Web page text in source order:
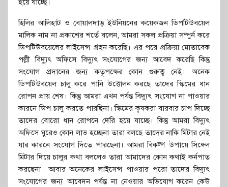
হয়ে যাচ্ছে।
হিলির আলিহাট ও বোয়ালদাড় ইউনিয়নের কয়েকজন ডিপটিউবয়েল
মালিক নাম না প্রকাশের শর্তে বলেন, আমরা সকল প্রক্রিয়া সম্পুর্ন করে
ডিপটিউবয়েলের লাইসেন্স গ্রহন করেছি। এর পরে প্রক্রিয়া মোতাবেক
পল্লী বিদ্যুৎ অফিসে বিদ্যুৎ সংযোগের জন্য আবেদ করেছি কিন্তু
সংযোগ প্রদানের জন্য কতৃপক্ষের কোন গুরুত্ব নেই। অনেক
ডিপটিউবয়েল চালু করে পানি উত্তোলন করছে তাদের স্কিমের ধান
রোপন প্রায় শেষ। কিন্তু আমরা এখন পর্যন্ত বিদ্যুৎ সংযোগ না পাওয়ার
কারনে ডিপ চালু করতে পারছিনা। স্কিমের কৃষকরা বারবার চাপ দিচ্ছে
তাদের বোরো ধান রোপনে দেরি হয়ে যাচ্ছে। কিন্তু আমরা বিদ্যুৎ
অফিসে ঘুরেও কোন লাভ হচ্ছেনা তারা বলছে তাদের নাকি মিটার নেই
যার কারনে সংযোগ দিতে পারছেনা। আমরা বিকল্প উপায়ে সিঙ্গেল
মিটার দিয়ে চালুর কথা বললেও তারা আমাদের কোন কথাই কর্নপাত
করছেনা। আবার অনেকের লাইসেন্স পাওয়ার পরো তাদের বিদ্যুৎ
সংযোগের জন্য আবেদন পর্যন্ত না নেওয়ার অভিযোগ করেন কেউ